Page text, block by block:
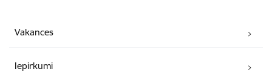
Vakances
Iepirkumi